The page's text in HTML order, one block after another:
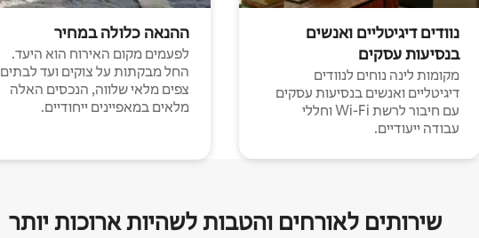
נוודים דיגיטליים ואנשים
בנסיעות עסקים
מקומות לינה נוחים לנוודים
דיגיטליים ואנשים בנסיעות עסקים
עם חיבור לרשת Wi-Fi וחללי
עבודה ייעודיים.
ההנאה כלולה במחיר
לפעמים מקום האירוח הוא היעד.
החל מבקתות על צוקים ועד לבתים
צפים מלאי שלווה, הנכסים האלה
מלאים במאפיינים ייחודיים.
שירותים לאורחים והטבות לשהיות ארוכות יותר